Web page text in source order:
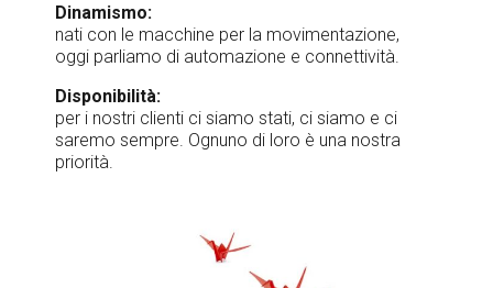
Dinamismo:
nati con le macchine per la movimentazione,
oggi parliamo di automazione e connettività.
Disponibilità:
per i nostri clienti ci siamo stati, ci siamo e ci
saremo sempre. Ognuno di loro è una nostra
priorità.